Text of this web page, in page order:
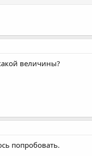
величины?
попробовать.